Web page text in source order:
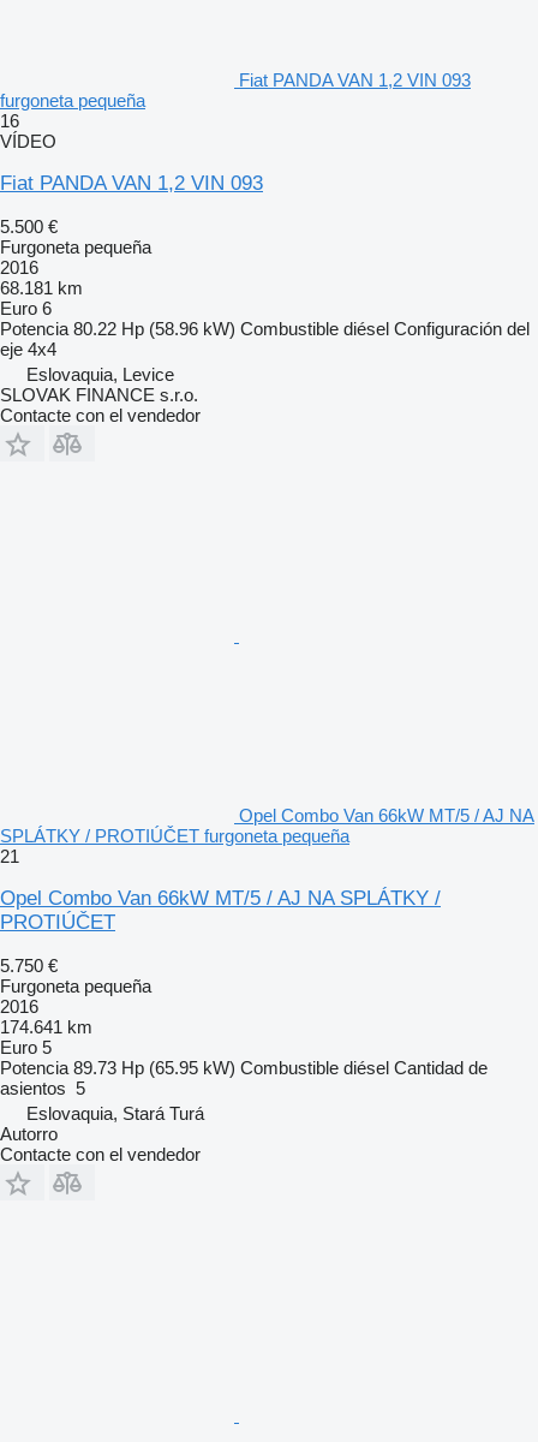
Fiat PANDA VAN 1,2 VIN 093
furgoneta pequeña
16
VÍDEO
Fiat PANDA VAN 1,2 VIN 093
5.500 €
Furgoneta pequeña
2016
68.181 km
Euro 6
Potencia 80.22 Hp (58.96 kW) Combustible diésel Configuración del
eje 4x4
Eslovaquia, Levice
SLOVAK FINANCE s.r.o.
Contacte con el vendedor
Opel Combo Van 66kW MT/5 / AJ NA
SPLÁTKY / PROTIÚČET furgoneta pequeña
21
Opel Combo Van 66kW MT/5 / AJ NA SPLÁTKY /
PROTIÚČET
5.750 €
Furgoneta pequeña
2016
174.641 km
Euro 5
Potencia 89.73 Hp (65.95 kW) Combustible diésel Cantidad de
asientos 5
Eslovaquia, Stará Turá
Autorro
Contacte con el vendedor